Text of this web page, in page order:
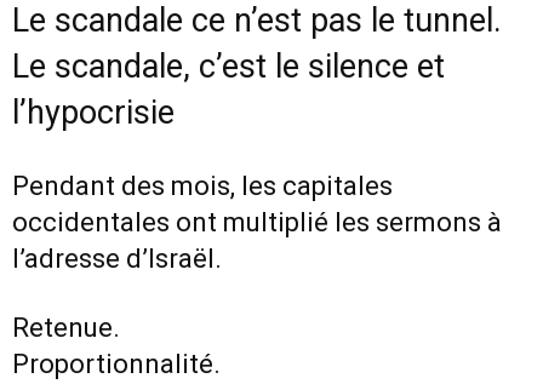
Le scandale ce n’est pas le tunnel.
Le scandale, c’est le silence et
l’hypocrisie
Pendant des mois, les capitales
occidentales ont multiplié les sermons à
l’adresse d’Israël.
Retenue.
Proportionnalité.